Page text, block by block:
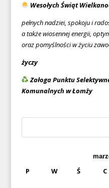
Wesołych Świąt
pełnych nadziei, spokoju i
a także wiosennej energii,
oraz pomyślności w życiu
życzy
Załoga Punktu
Komunalnych w Łomży
P W Ś C